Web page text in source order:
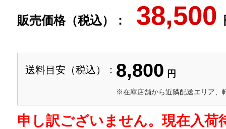
販売価格（税込）： 38,500
送料目安（税込）： 8,800 円
※在庫店舗から近隣配送エリア、
申し訳ございません。現在入荷